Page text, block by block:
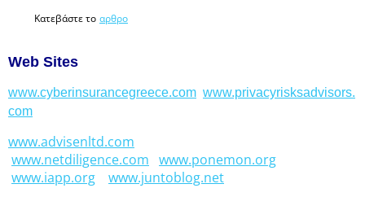
Κατεβάστε το αρθρο
Web Sites
www.cyberinsurancegreece.com www.privacyrisksadvisors.
com
www.advisenltd.com
www.netdiligence.com www.ponemon.org
www.iapp.org
www.juntoblog.net